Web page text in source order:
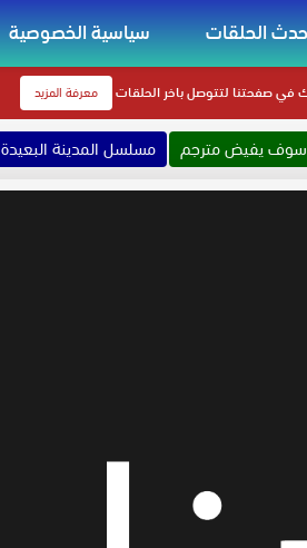
الحلقات سياسية الخصوصية
في صفحتنا لتتوصل باخر الحلقات معرفة المزيد
سوف يفيض مترجم مسلسل المدينة البعيدة